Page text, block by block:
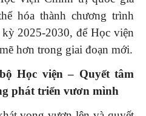
hóa thành chương trình
2025-2030, để Học viện
hơn trong giai đoạn mới.
Học viện – Quyết tâm
phát triển vươn mình